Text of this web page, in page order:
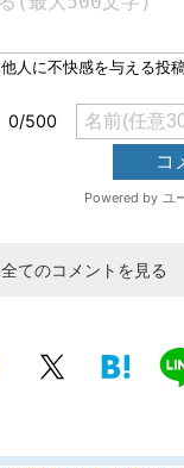
全てのコメントを見る